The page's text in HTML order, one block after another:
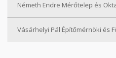
Németh Endre Mérőtelep és
Vásárhelyi Pál Építőmérnöki és